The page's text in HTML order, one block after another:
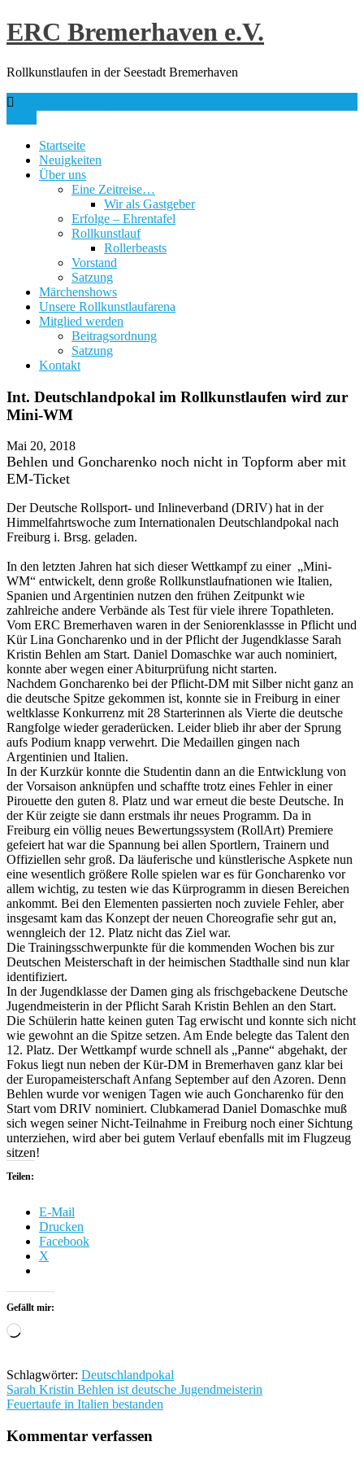
Skip
to
ERC Bremerhaven e.V.
Rollkunstlaufen in der Seestadt Bremerhaven
Startseite
Neuigkeiten
Über uns
Eine Zeitreise…
Wir als Gastgeber
Erfolge – Ehrentafel
Rollkunstlauf
Rollerbeasts
Vorstand
Satzung
Märchenshows
Unsere Rollkunstlaufarena
Mitglied werden
Beitragsordnung
Satzung
Kontakt
Int. Deutschlandpokal im Rollkunstlaufen wird zur
Mini-WM
Mai 20, 2018
Behlen und Goncharenko noch nicht in Topform aber mit
EM-Ticket
Der Deutsche Rollsport- und Inlineverband (DRIV) hat in der
Himmelfahrtswoche zum Internationalen Deutschlandpokal nach
Freiburg i. Brsg. geladen.
In den letzten Jahren hat sich dieser Wettkampf zu einer „Mini-
WM“ entwickelt, denn große Rollkunstlaufnationen wie Italien,
Spanien und Argentinien nutzen den frühen Zeitpunkt wie
zahlreiche andere Verbände als Test für viele ihrere Topathleten.
Vom ERC Bremerhaven waren in der Seniorenklassse in Pflicht und
Kür Lina Goncharenko und in der Pflicht der Jugendklasse Sarah
Kristin Behlen am Start. Daniel Domaschke war auch nominiert,
konnte aber wegen einer Abiturprüfung nicht starten.
Nachdem Goncharenko bei der Pflicht-DM mit Silber nicht ganz an
die deutsche Spitze gekommen ist, konnte sie in Freiburg in einer
weltklasse Konkurrenz mit 28 Starterinnen als Vierte die deutsche
Rangfolge wieder geraderücken. Leider blieb ihr aber der Sprung
aufs Podium knapp verwehrt. Die Medaillen gingen nach
Argentinien und Italien.
In der Kurzkür konnte die Studentin dann an die Entwicklung von
der Vorsaison anknüpfen und schaffte trotz eines Fehler in einer
Pirouette den guten 8. Platz und war erneut die beste Deutsche. In
der Kür zeigte sie dann erstmals ihr neues Programm. Da in
Freiburg ein völlig neues Bewertungssystem (RollArt) Premiere
gefeiert hat war die Spannung bei allen Sportlern, Trainern und
Offiziellen sehr groß. Da läuferische und künstlerische Aspkete nun
eine wesentlich größere Rolle spielen war es für Goncharenko vor
allem wichtig, zu testen wie das Kürprogramm in diesen Bereichen
ankommt. Bei den Elementen passierten noch zuviele Fehler, aber
insgesamt kam das Konzept der neuen Choreografie sehr gut an,
wenngleich der 12. Platz nicht das Ziel war.
Die Trainingsschwerpunkte für die kommenden Wochen bis zur
Deutschen Meisterschaft in der heimischen Stadthalle sind nun klar
identifiziert.
In der Jugendklasse der Damen ging als frischgebackene Deutsche
Jugendmeisterin in der Pflicht Sarah Kristin Behlen an den Start.
Die Schülerin hatte keinen guten Tag erwischt und konnte sich nicht
wie gewohnt an die Spitze setzen. Am Ende belegte das Talent den
12. Platz. Der Wettkampf wurde schnell als „Panne“ abgehakt, der
Fokus liegt nun neben der Kür-DM in Bremerhaven ganz klar bei
der Europameisterschaft Anfang September auf den Azoren. Denn
Behlen wurde vor wenigen Tagen wie auch Goncharenko für den
Start vom DRIV nominiert. Clubkamerad Daniel Domaschke muß
sich wegen seiner Nicht-Teilnahme in Freiburg noch einer Sichtung
unterziehen, wird aber bei gutem Verlauf ebenfalls mit im Flugzeug
sitzen!
Teilen:
E-Mail
Drucken
Facebook
X
Gefällt mir:
Wird
Schlagwörter: Deutschlandpokal
Beitragsnavigation
Sarah Kristin Behlen ist deutsche Jugendmeisterin
Feuertaufe in Italien bestanden
Kommentar verfassen